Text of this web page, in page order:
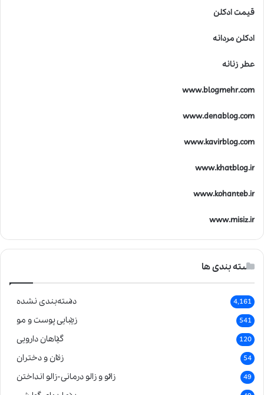
قیمت ادکلن
ادکلن مردانه
عطر زنانه
www.blogmehr.com
www.denablog.com
www.kavirblog.com
www.khatblog.ir
www.kohanteb.ir
www.misiz.ir
دسته بندی ها
دسته‌بندی نشده 4,161
زیبایی پوست و مو 541
گیاهان دارویی 120
زنان و دختران 54
زالو و زالو درمانی-زالو انداختن 49